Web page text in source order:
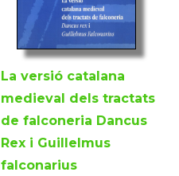
La versió catalana
medieval dels tractats
de falconeria Dancus
Rex i Guillelmus
falconarius